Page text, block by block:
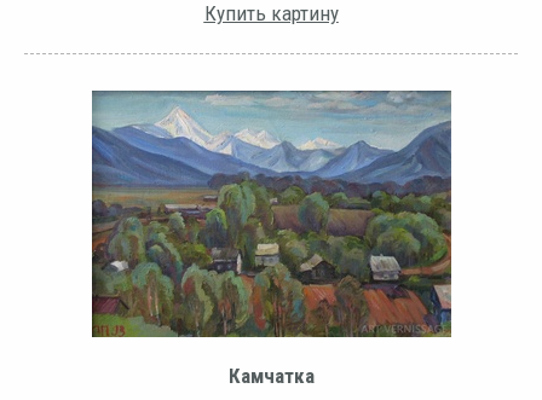
Купить картину
Камчатка